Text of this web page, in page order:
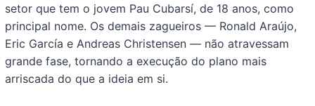
setor que tem o jovem Pau Cubarsí, de 18 anos, como
principal nome. Os demais zagueiros — Ronald Araújo,
Eric García e Andreas Christensen — não atravessam
grande fase, tornando a execução do plano mais
arriscada do que a ideia em si.